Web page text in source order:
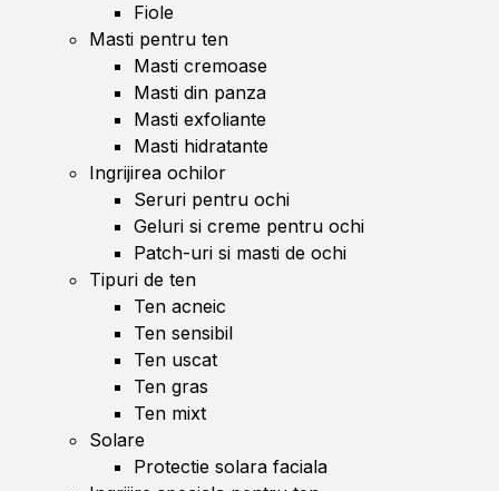
Fiole
Masti pentru ten
Masti cremoase
Masti din panza
Masti exfoliante
Masti hidratante
Ingrijirea ochilor
Seruri pentru ochi
Geluri si creme pentru ochi
Patch-uri si masti de ochi
Tipuri de ten
Ten acneic
Ten sensibil
Ten uscat
Ten gras
Ten mixt
Solare
Protectie solara faciala